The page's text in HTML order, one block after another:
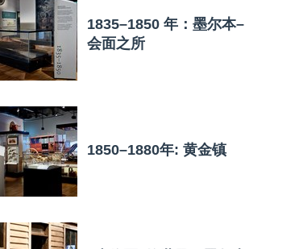
1835–1850 年：墨尔本–
会面之所
1850–1880年: 黄金镇